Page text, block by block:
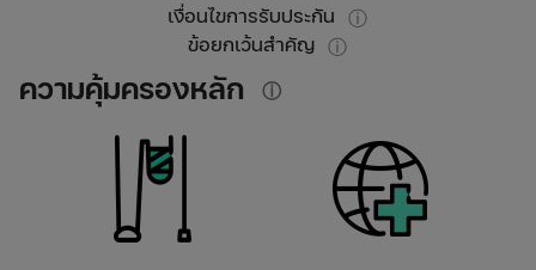
เงื่อนไขการรับประกัน ⓘ
ข้อยกเว้นสำคัญ ⓘ
ความคุ้มครองหลัก ⓘ